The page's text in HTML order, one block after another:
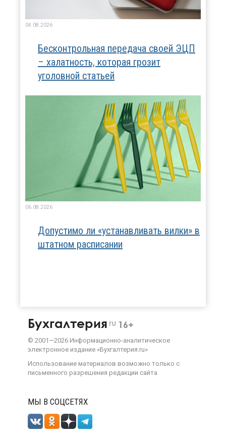
04.08.2026
Бесконтрольная передача своей ЭЦП
– халатность, которая грозит
уголовной статьей
06.08.2026
Допустимо ли «устанавливать вилки» в
штатном расписании
Бухгалтерия ru 16+
© 2001—2026 Информационно-аналитическое
электронное издание «Бухгалтерия.ru»
Использование материалов возможно только с
письменного разрешения редакции сайта
МЫ В СОЦСЕТЯХ